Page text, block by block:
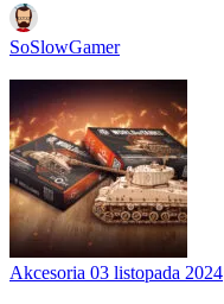
SoSlowGamer
Akcesoria 03 listopada 2024